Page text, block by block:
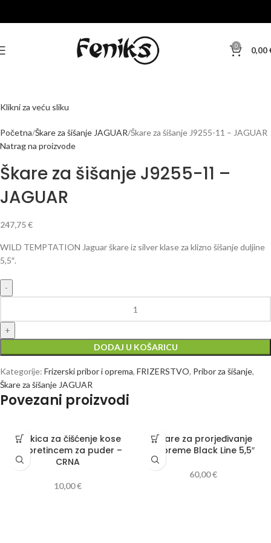
0 0,00
Klikni za veću sliku
Početna Škare za šišanje JAGUAR Škare za šišanje J9255-11 – JAGUAR
Natrag na proizvode
Škare za šišanje J9255-11 –
JAGUAR
247,75€
WILD TEMPTATION Jaguar škare iz silver klase za klizno šišanje duljine
5,5″.
DODAJ U KOŠARICU
Kategorije: Frizerski pribor i oprema, FRIZERSTVO, Pribor za šišanje,
Škare za šišanje JAGUAR
Povezani proizvodi
Četkica za čišćenje kose
sa pretincem za puder –
CRNA
10,00€
Škare za prorjeđivanje
Supreme Black Line 5,5″
60,00€